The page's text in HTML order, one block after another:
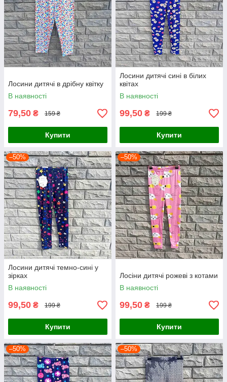
Лосини дитячі в дрібну квітку
В наявності
79,50 ₴ 159 ₴
Купити
Лосини дитячі сині в білих
квітах
В наявності
99,50 ₴ 199 ₴
Купити
–50%
Лосини дитячі темно-сині у
зірках
В наявності
99,50 ₴ 199 ₴
Купити
–50%
Лосіни дитячі рожеві з котами
В наявності
99,50 ₴ 199 ₴
Купити
–50% –50%